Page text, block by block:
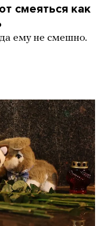
смеяться как
ему не смешно.